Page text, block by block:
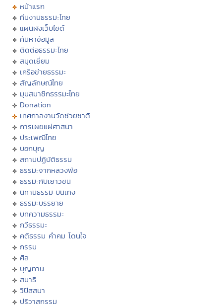
หน้าแรก
ทีมงานธรรมะไทย
แผนผังเว็บไซต์
ค้นหาข้อมูล
ติดต่อธรรมะไทย
สมุดเยี่ยม
เครือข่ายธรรมะ
สัญลักษณ์ไทย
มุมสมาชิกธรรมะไทย
Donation
เทศกาลงานวัดช่วยชาติ
การเผยแผ่ศาสนา
ประเพณีไทย
บอกบุญ
สถานปฏิบัติธรรม
ธรรมะจากหลวงพ่อ
ธรรมะกับเยาวชน
นิทานธรรมะบันเทิง
ธรรมะบรรยาย
บทความธรรมะ
กวีธรรมะ
คติธรรม คำคม โดนใจ
กรรม
ศีล
บุญทาน
สมาธิ
วิปัสสนา
ปริวาสกรรม